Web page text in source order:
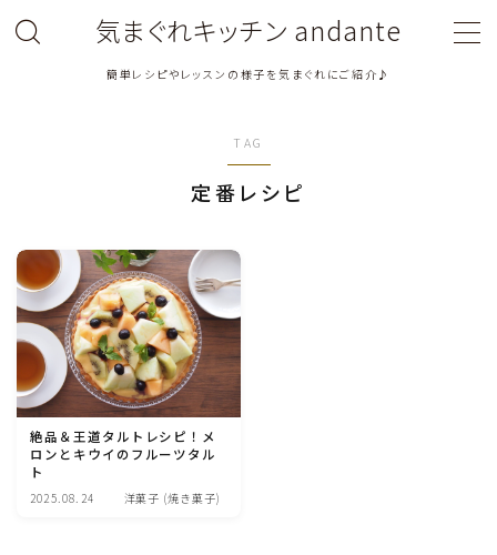
気まぐれキッチン andante
簡単レシピやレッスンの様子を気まぐれにご紹介♪
鶏肉料理
豚肉料理
牛肉料理
ひき肉料理
TAG
定番レシピ
絶品＆王道タルトレシピ！メ
ロンとキウイのフルーツタル
ト
2025.08.24 洋菓子 (焼き菓子)